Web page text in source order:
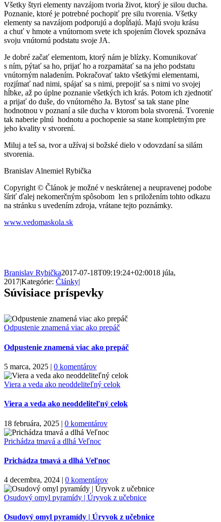
Všetky štyri elementy navzájom tvoria život, ktorý je silou ducha.
Poznanie, ktoré je potrebné pochopiť pre silu tvorenia. Všetky
elementy sa navzájom podporujú a dopĺňajú. Majú svoju krásu
a chuť v hmote a vnútornom svete ich spojením človek spoznáva
svoju vnútornú podstatu svoje JA.
Je dobré začať elementom, ktorý nám je blízky. Komunikovať
s ním, pýtať sa ho, prijať ho a rozpamätať sa na jeho podstatu
vnútorným naladením. Pokračovať takto všetkými elementami,
rozjímať nad nimi, spájať sa s nimi, prepojiť sa s nimi vo svojej
hĺbke, až po úplne poznanie všetkých ich krás. Potom ich zjednotiť
a prijať do duše, do vnútorného Ja. Bytosť sa tak stane plne
hodnotnou v poznaní a sile ducha v ktorom bola stvorená. Tvorenie
tak naberie plnú hodnotu a pochopenie sa stane kompletným pre
jeho kvality v stvorení.
Miluj a teš sa, tvor a užívaj si božské dielo v odovzdaní sa silám
stvorenia.
Branislav Alnemiel Rybička
Copyright © Článok je možné v neskrátenej a neupravenej podobe
šíriť ďalej nekomerčným spôsobom len s priložením tohto odkazu
na stránku s uvedením zdroja, vrátane tejto poznámky.
www.vedomaskola.sk
Branislav Rybička2017-07-18T09:19:24+02:0018 júla,
2017|Kategórie: Články|
Súvisiace príspevky
Odpustenie znamená viac ako prepáč
Odpustenie znamená viac ako prepáč
5 marca, 2025 | 0 komentárov
Viera a veda ako neoddeliteľný celok
Viera a veda ako neoddeliteľný celok
18 februára, 2025 | 0 komentárov
Prichádza tmavá a dlhá Veľnoc
Prichádza tmavá a dlhá Veľnoc
4 decembra, 2024 | 0 komentárov
Osudový omyl pyramídy | Úryvok z učebnice
Osudový omyl pyramídy | Úryvok z učebnice